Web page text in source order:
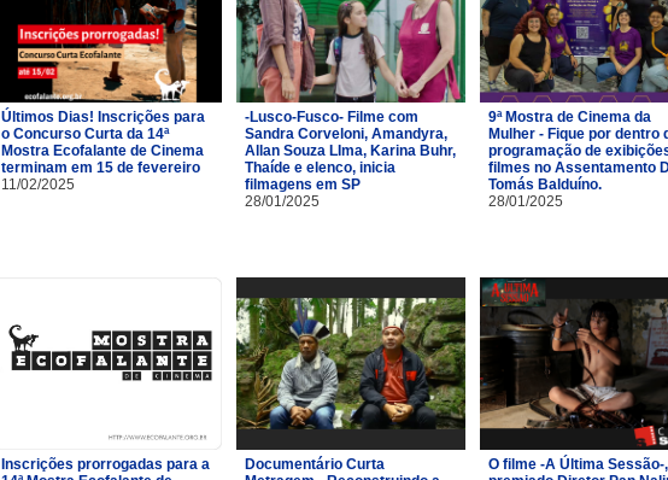
Últimos Dias! Inscrições para
o Concurso Curta da 14ª
Mostra Ecofalante de Cinema
terminam em 15 de fevereiro
11/02/2025
-Lusco-Fusco- Filme com
Sandra Corveloni, Amandyra,
Allan Souza LIma, Karina Buhr,
Thaíde e elenco, inicia
filmagens em SP
28/01/2025
9ª Mostra de Cinema da
Mulher - Fique por dentro
programação de
filmes no Assentamento
Tomás Balduíno.
28/01/2025
Inscrições prorrogadas para a
Documentário Curta
O filme -A Última Sessão-